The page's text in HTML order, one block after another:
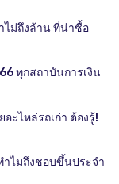
ไม่ถึงล้าน ที่น่าซื้อ
ทุกสถาบันการเงิน
ะไหล่รถเก่า ต้องรู้!
ำไมถึงชอบขึ้นประจำ